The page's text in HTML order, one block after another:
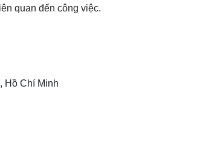
quan đến công việc.
Hồ Chí Minh